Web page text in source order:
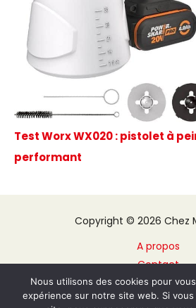
Test Worx WX020 : pistolet à
performant
Copyright © 2026 Chez
A propos
Contact
Plan du site
Mentions
Nous utilisons des cookies pour
expérience sur notre site web. Si